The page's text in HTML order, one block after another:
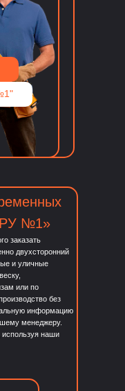
№1»
заказать
двухсторонний
и уличные
или по
без
информацию
менеджеру.
наши